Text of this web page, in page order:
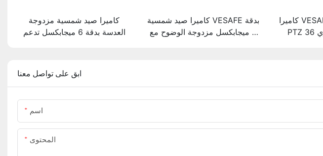
كاميرا صيد شمسية مزدوجة
العدسة بدقة 6 ميجابكسل تدعم
كاميرا صيد شمسية VESAFE بدقة
6 ميجابكسل مزدوجة الوضوح مع
كاميرا VESAFE Solar 4G AOV
ابق على تواصل معنا
اسم
المحتوى